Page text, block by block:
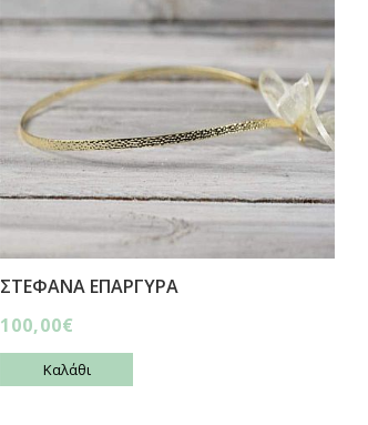
ΣΤΕΦΑΝΑ ΕΠΑΡΓΥΡΑ
100,00€
Καλάθι